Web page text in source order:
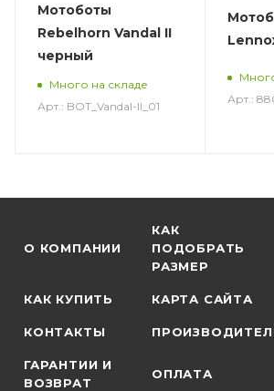
Мотоботы
Rebelhorn Vandal II
черный
Много на складе
Арт.: BOT_Vandal-II_01
Арт.:
О КОМПАНИИ
КАК
ПОДОБРАТЬ
РАЗМЕР
КАК КУПИТЬ КАРТА САЙТА
КОНТАКТЫ
ГАРАНТИИ И
ВОЗВРАТ
ОПЛАТА